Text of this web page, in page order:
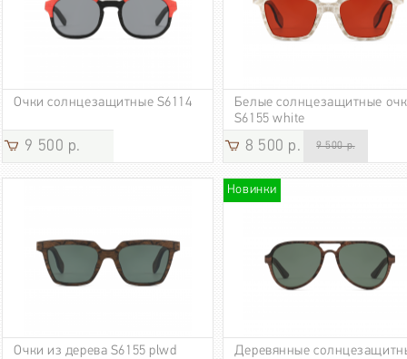
Очки солнцезащитные S6114
9 500 р.
Белые солнцезащитные
S6155 white
8 500 р. 9 500 р.
Очки из дерева S6155 plwd
Новинки
Деревянные